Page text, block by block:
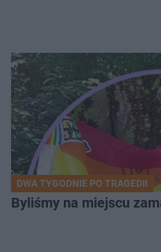
DWA TYGODNIE PO TRAGEDII
Byliśmy na miejscu